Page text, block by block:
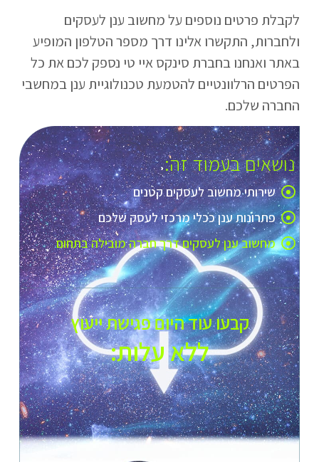
לקבלת פרטים נוספים על מחשוב ענן לעסקים
ולחברות, התקשרו אלינו דרך מספר הטלפון המופיע
באתר ואנחנו בחברת סינקס איי טי נספק לכם את כל
הפרטים הרלוונטיים להטמעת טכנולוגיית ענן במחשבי
החברה שלכם.
נושאים בעמוד זה:
שירותי מחשוב לעסקים קטנים
פתרונות ענן ככלי מרכזי לעסק שלכם
מחשוב ענן לעסקים דרך חברה מובילה בתחום
קבעו עוד היום פגישת ייעוץ
ללא עלות:​